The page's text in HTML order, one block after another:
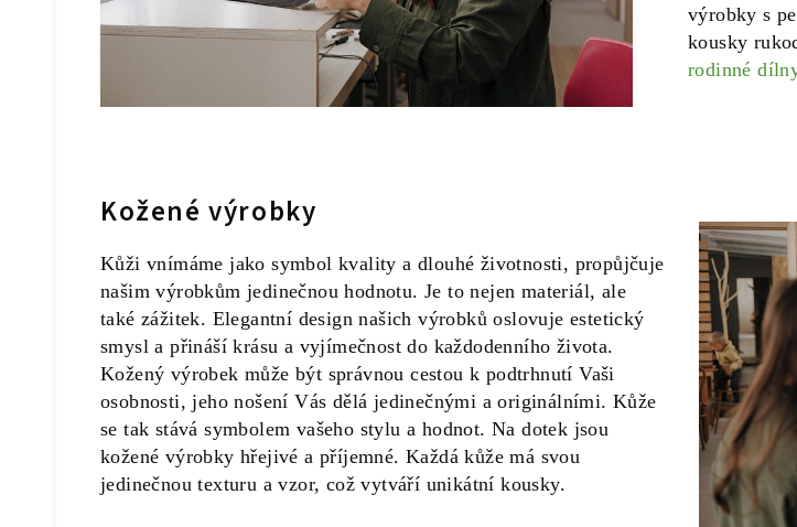
výrobky s
kousky
rodinné
Kožené výrobky
Kůži vnímáme jako symbol kvality a dlouhé životnosti, propůjčuje
našim výrobkům jedinečnou hodnotu. Je to nejen materiál, ale
také zážitek. Elegantní design našich výrobků oslovuje estetický
smysl a přináší krásu a vyjímečnost do každodenního života.
Kožený výrobek může být správnou cestou k podtrhnutí Vaši
osobnosti, jeho nošení Vás dělá jedinečnými a originálními. Kůže
se tak stává symbolem vašeho stylu a hodnot. Na dotek jsou
kožené výrobky hřejivé a příjemné. Každá kůže má svou
jedinečnou texturu a vzor, což vytváří unikátní kousky.